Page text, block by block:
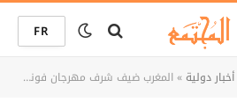
FR
أخبار دولية»المغرب ضيف شرف مهرجان فونتينبلو لتاريخ الفن بفرنسا